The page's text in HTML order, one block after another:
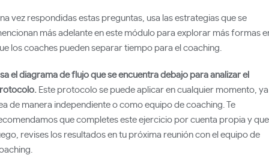
vez respondidas estas preguntas, usa las estrategias que se
más adelante en este módulo para explorar más formas
los coaches pueden separar tiempo para el coaching.
el diagrama de flujo que se encuentra debajo para analizar el
Este protocolo se puede aplicar en cualquier momento, ya
de manera independiente o como equipo de coaching. Te
que completes este ejercicio por cuenta propia y
revises los resultados en tu próxima reunión con el equipo de